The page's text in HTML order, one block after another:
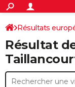
ACTUALITÉS
Politique
Société
Faits Divers
Education
Monde
Villes
+
SPORT
Coupe du monde
Football
Tennis
Cyclisme
Rugby
Forum
CULTURE
Programme TV
TNT
Streaming
Cinéma
Sorties cinéma
Musique
+
FINANCE
Résultats
Résultat